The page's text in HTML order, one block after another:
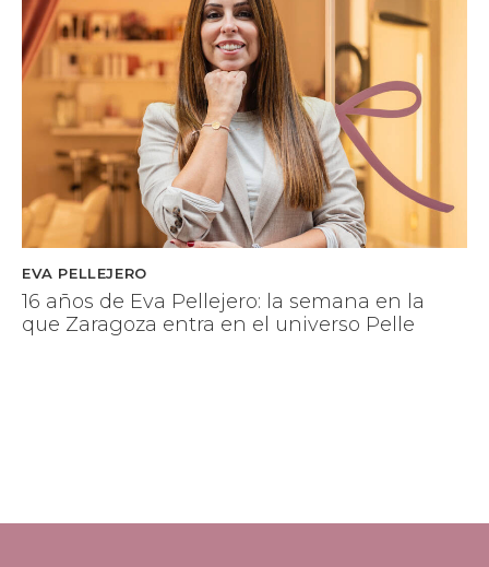
EVA PELLEJERO
16 años de Eva Pellejero: la semana en la
que Zaragoza entra en el universo Pelle